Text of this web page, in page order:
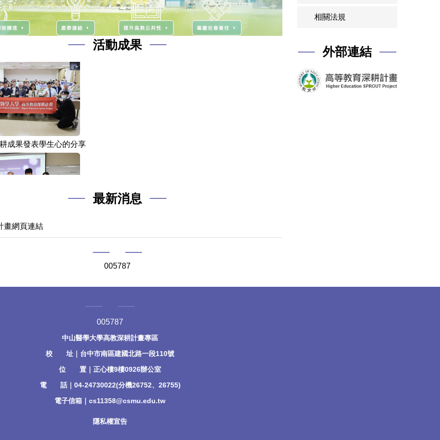
活動成果
成果發表學生心的分享
成果發表開幕式
成果發表學生心的分享
最新消息
畫網頁連結
005787
相關法規
外部連結
005787
中山醫學大學高教深耕計畫專區
校 址｜台中市南區建國北路一段110號
位 置｜正心樓9樓0926辦公室
電 話｜04-24730022(分機26752、26755)
電子信箱｜cs11358@csmu.edu.tw
隱私權宣告